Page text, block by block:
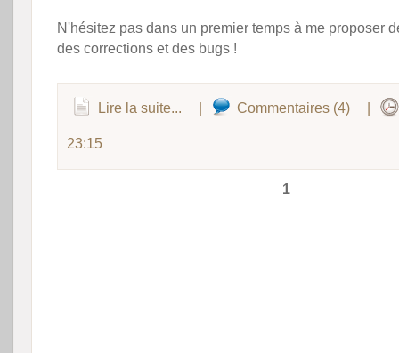
N'hésitez pas dans un premier temps à me proposer
des corrections et des bugs !
Lire la suite... Commentaires (4)
23:15
1